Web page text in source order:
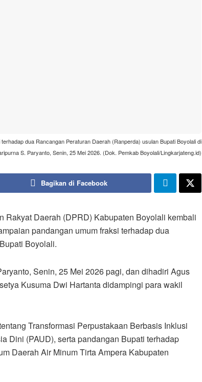
dua Rancangan Peraturan Daerah (Ranperda) usulan Bupati Boyolali di
S. Paryanto, Senin, 25 Mei 2026. (Dok. Pemkab Boyolali/Lingkarjateng.id)
Bagikan di Facebook
Rakyat Daerah (DPRD) Kabupaten Boyolali kembali
pandangan umum fraksi terhadap dua
Boyolali.
Senin, 25 Mei 2026 pagi, dan dihadiri Agus
Kusuma Dwi Hartanta didampingi para wakil
Transformasi Perpustakaan Berbasis Inklusi
Dini (PAUD), serta pandangan Bupati terhadap
Daerah Air Minum Tirta Ampera Kabupaten